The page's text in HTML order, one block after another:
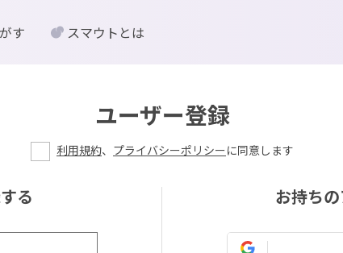
ユーザー登録
利用規約、 プライバシーポリシーに同意します
る お持ち
す スマウトとは